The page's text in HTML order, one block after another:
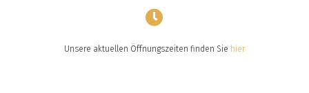
Unsere aktuellen Öffnungszeiten finden Sie hier